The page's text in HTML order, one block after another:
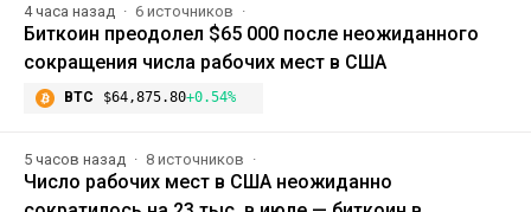
4 часа назад 6 источников
Биткоин преодолел $65 000 после неожиданного
сокращения числа рабочих мест в США
BTC $64,875.80+0.54%
5 часов назад 8 источников
Число рабочих мест в США неожиданно